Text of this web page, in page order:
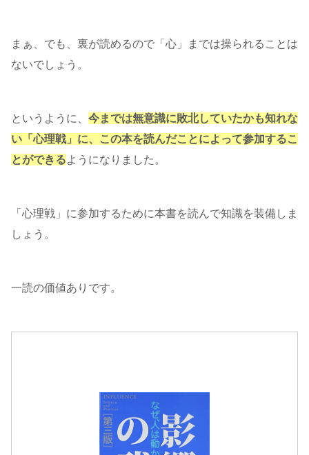
まぁ、でも、裏が読めるので「心」までは操られることは
ないでしょう。
というように、 今までは無意識に敗北していたかも知れな
い「心理戦」に、この本を読んだことによって参加するこ
とができるようになりました。
「心理戦」に参加するために本書を読んで知識を装備しま
しょう。
一読の価値ありです。